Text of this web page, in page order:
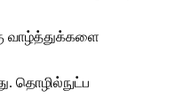
வாழ்த்துக்களை
தொழில்நுட்ப